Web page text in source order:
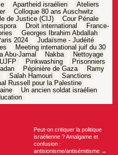
Apartheid israélien
Ateliers
Colloque 80 ans Auschwitz
de Justice (CIJ)
Cour Pénale
Droit international
France-
Georges Ibrahim Abdallah
2024
Judaïsme - Judéité
Meeting international juif du 30
Abu-Jamal Nakba
Nettoyage
Pinkwashing
Prisonniers
Pépinière de Gaza
Ramy
Salah Hamouri
Sanctions
Russell pour la Palestine
Un ancien soldat israélien
Peut-on critiquer la politique
israélienne ? Amalgame et
confusion :
antisionisme/antisémitisme →